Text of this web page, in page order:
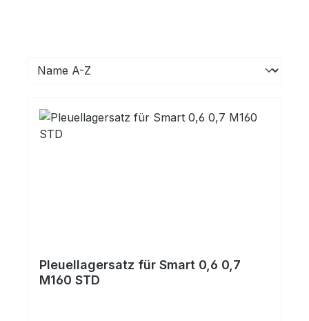
Pleuellagersatz für Smart 0,6 0,7
M160 STD